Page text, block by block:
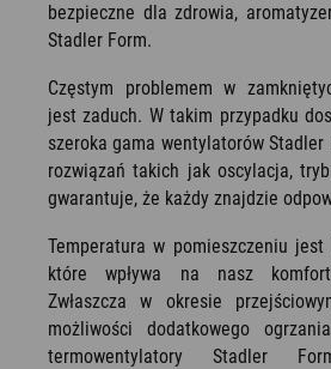
bezpieczne dla zdrowia,
Stadler Form.
Częstym problemem w
jest zaduch. W takim przypadku
szeroka gama wentylatorów Stadler
rozwiązań takich jak oscylacja,
gwarantuje, że każdy znajdzie
Temperatura w pomieszczeniu
które wpływa na nasz
Zwłaszcza w okresie
możliwości dodatkowego
termowentylatory Stadler